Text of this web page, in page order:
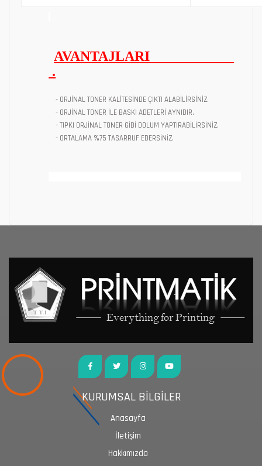
AVANTAJLARI
.
- ORJİNAL TONER KALİTESİNDE ÇIKTI ALABİLİRSİNİZ.
- ORJİNAL TONER İLE BASKI ADETLERİ AYNIDIR.
- TIPKI ORJİNAL TONER GİBİ DOLUM YAPTIRABİLİRSİNİZ.
- ORTALAMA %75 TASARRUF EDERSİNİZ.
KURUMSAL BİLGİLER
Anasayfa
İletişim
Hakkımızda